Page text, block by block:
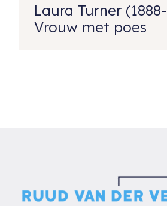
Laura Turner
Vrouw met poes